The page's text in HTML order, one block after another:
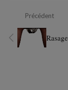
Précédent
Rasage